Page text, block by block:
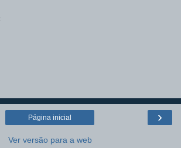
›
Página inicial
Ver versão para a web